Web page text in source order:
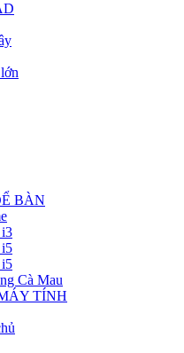
BÀN
i3
i5
i5
Cà Mau
TÍNH